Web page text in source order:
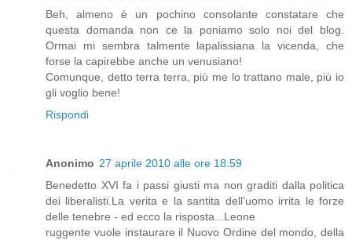
Beh, almeno è un pochino consolante constatare che
questa domanda non ce la poniamo solo noi del blog.
Ormai mi sembra talmente lapalissiana la vicenda, che
forse la capirebbe anche un venusiano!
Comunque, detto terra terra, più me lo trattano male, più io
gli voglio bene!
Rispondi
Anonimo 27 aprile 2010 alle ore 18:59
Benedetto XVI fa i passi giusti ma non graditi dalla politica
dei liberalisti.La verita e la santita dell'uomo irrita le forze
delle tenebre - ed ecco la risposta...Leone
ruggente vuole instaurare il Nuovo Ordine del mondo, della